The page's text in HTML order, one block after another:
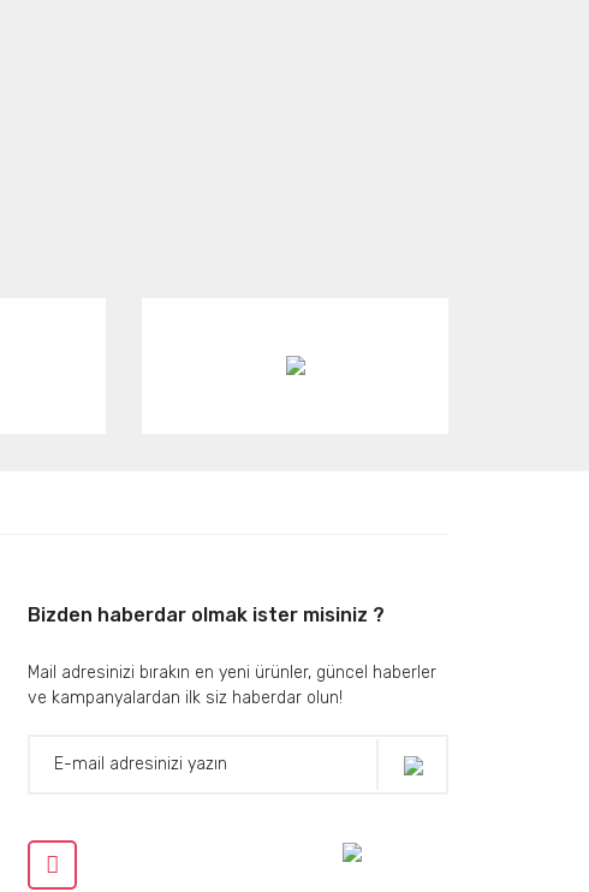
Bizden haberdar olmak ister misiniz ?
Mail adresinizi bırakın en yeni ürünler, güncel haberler
ve kampanyalardan ilk siz haberdar olun!